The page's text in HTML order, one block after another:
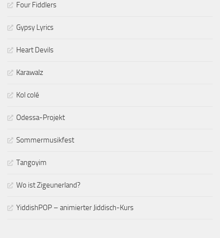
Four Fiddlers
Gypsy Lyrics
Heart Devils
Karawalz
Kol colé
Odessa-Projekt
Sommermusikfest
Tangoyim
Wo ist Zigeunerland?
YiddishPOP – animierter Jiddisch-Kurs